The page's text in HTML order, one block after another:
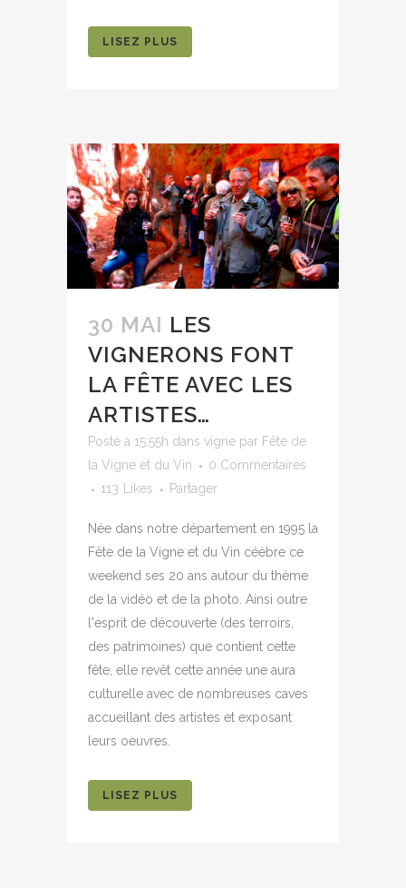
LISEZ PLUS
30 MAI LES
VIGNERONS FONT
LA FÊTE AVEC LES
ARTISTES…
Posté à 15:55h dans vigne par Fête de
la Vigne et du Vin
0 Commentaires
113 Likes Partager
Née dans notre département en 1995 la
Fête de la Vigne et du Vin céèbre ce
weekend ses 20 ans autour du thème
de la vidéo et de la photo. Ainsi outre
l'esprit de découverte (des terroirs,
des patrimoines) que contient cette
fête, elle revêt cette année une aura
culturelle avec de nombreuses caves
accueillant des artistes et exposant
leurs oeuvres.
LISEZ PLUS